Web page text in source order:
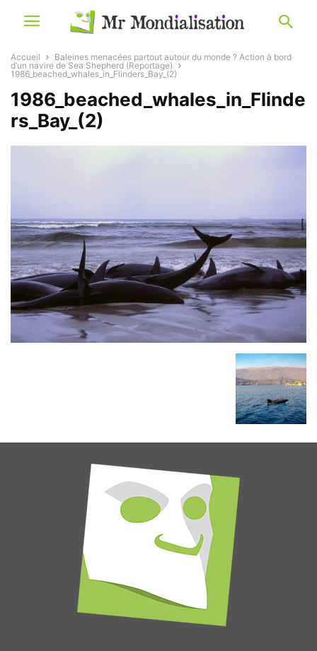
Accueil
Baleines menacées partout autour du monde ? Action à bord
d’un navire de Sea Shepherd (Reportage)
1986_beached_whales_in_Flinders_Bay_(2)
1986_beached_whales_in_Flinde
rs_Bay_(2)